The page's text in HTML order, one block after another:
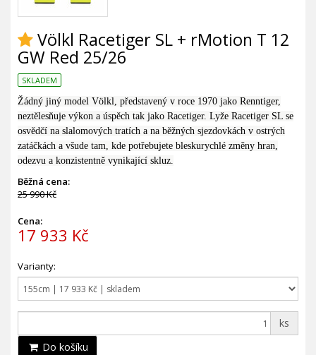
Völkl Racetiger SL + rMotion T 12
GW Red 25/26
SKLADEM
Žádný jiný model Völkl, představený v roce 1970 jako Renntiger,
neztělesňuje výkon a úspěch tak jako Racetiger. Lyže Racetiger SL se
osvědčí na slalomových tratích a na běžných sjezdovkách v ostrých
zatáčkách a všude tam, kde potřebujete bleskurychlé změny hran,
odezvu a konzistentně vynikající skluz.
Běžná cena:
25 990 Kč
Cena:
17 933 Kč
Varianty:
ks
Do košíku